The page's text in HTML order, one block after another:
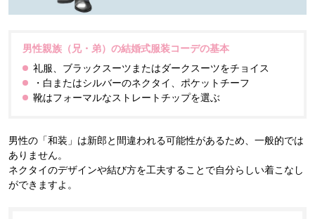
男性親族（兄・弟）の結婚式服装コーデの基本
礼服、ブラックスーツまたはダークスーツをチョイス
・白またはシルバーのネクタイ、ポケットチーフ
靴はフォーマルなストレートチップを選ぶ
男性の「和装」は新郎と間違われる可能性があるため、一般的では
ありません。
ネクタイのデザインや結び方を工夫することで自分らしい着こなし
ができますよ。